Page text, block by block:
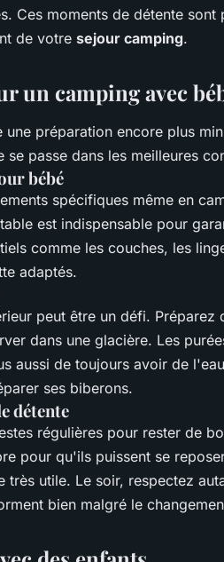
Ces moments de détente
de votre sejour camping.
un camping avec
une préparation encore plus
se passe dans les meilleures
bébé
spécifiques même en
est indispensable pour
comme les couches, les
adaptés.
peut être un défi. Préparez
dans une glacière. Les
aussi de toujours avoir de
ses biberons.
détente
régulières pour rester de
pour qu'ils puissent se
très utile. Le soir, respectez
bien malgré le